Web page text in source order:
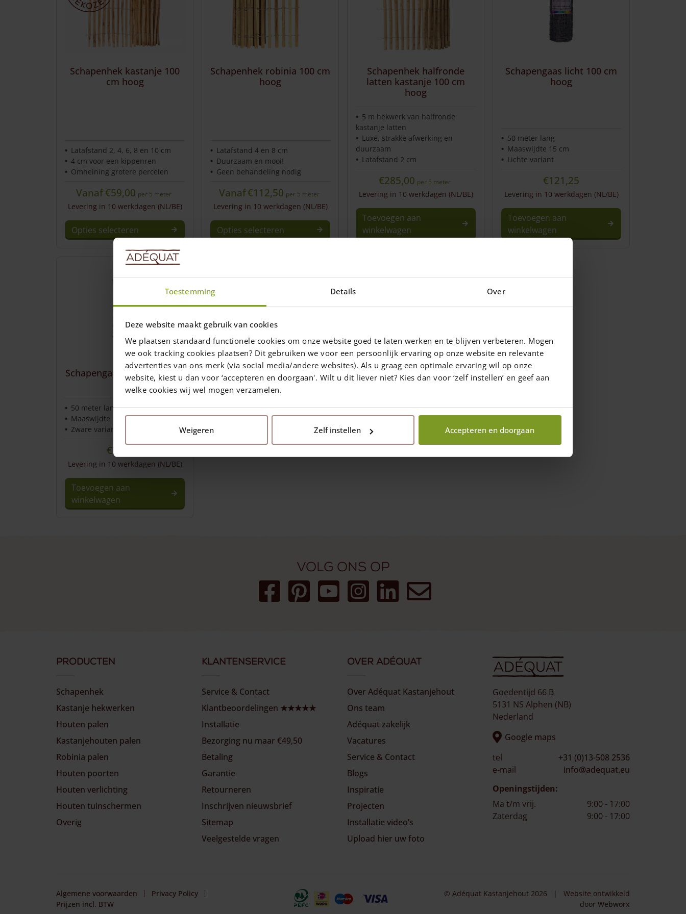
Toestemming Details Over
Deze website maakt gebruik van cookies
We plaatsen standaard functionele cookies om onze website goed te laten werken en te blijven verbeteren. Mogen
we ook tracking cookies plaatsen? Dit gebruiken we voor een persoonlijk ervaring op onze website en relevante
advertenties van ons merk (via social media/andere websites). Als u graag een optimale ervaring wil op onze
website, kiest u dan voor ‘accepteren en doorgaan'. Wilt u dit liever niet? Kies dan voor ‘zelf instellen’ en geef aan
welke cookies wij wel mogen verzamelen.
Weigeren Zelf instellen Accepteren en doorgaan
Service & Contact
Schapenhek kastanje 100
cm hoog
Latafstand 2, 4, 6, 8 en 10 cm
4 cm voor een kippenren
Omheining grotere percelen
Vanaf€59,00 per 5 meter
Levering in 10 werkdagen (NL/BE)
Opties selecteren
op
de
Schapenhek robinia 100 cm
hoog
Latafstand 4 en 8 cm
Duurzaam en mooi!
Geen behandeling nodig
Vanaf€112,50 per 5 meter
Levering in 10 werkdagen (NL/BE)
Opties selecteren
variaties.
Deze
kan
gekozen
worden
op
de
productpagina
Schapenhek halfronde
latten kastanje 100 cm
hoog
5 m hekwerk van halfronde
kastanje latten
Luxe, strakke afwerking en
duurzaam
Latafstand 2 cm
€285,00 per 5 meter
Levering in 10 werkdagen (NL/BE)
Toevoegen aan
winkelwagen
Schapengaas licht 100 cm
hoog
50 meter lang
Maaswijdte 15 cm
Lichte variant
€121,25
Levering in 10 werkdagen (NL/BE)
Toevoegen aan
winkelwagen
Schapengaas zwaar 100 cm
hoog
50 meter lang
Maaswijdte 15 cm
Zware variant
€308,00
Levering in 10 werkdagen (NL/BE)
Toevoegen aan
winkelwagen
Volg ons op
Producten
Schapenhek
Kastanje hekwerken
Houten palen
Kastanjehouten palen
Robinia palen
Houten poorten
Houten verlichting
Houten tuinschermen
Overig
Klantenservice
Service & Contact
Klantbeoordelingen ★★★★★
Installatie
Bezorging nu maar €49,50
Betaling
Garantie
Retourneren
Inschrijven nieuwsbrief
Sitemap
Veelgestelde vragen
Over Adéquat
Over Adéquat Kastanjehout
Ons team
Adéquat zakelijk
Vacatures
Service & Contact
Blogs
Inspiratie
Projecten
Installatie video’s
Upload hier uw foto
Goedentijd 66 B
5131 NS Alphen (NB)
Nederland
Google maps
tel
+31 (0)13-508 2536
e-mail
info@adequat.eu
Openingstijden:
Ma t/m vrij.
9:00 - 17:00
Zaterdag
9:00 - 17:00
Algemene voorwaarden
Privacy Policy
Prijzen incl. BTW
© Adéquat Kastanjehout 2026 |
Website ontwikkeld
door Webworx